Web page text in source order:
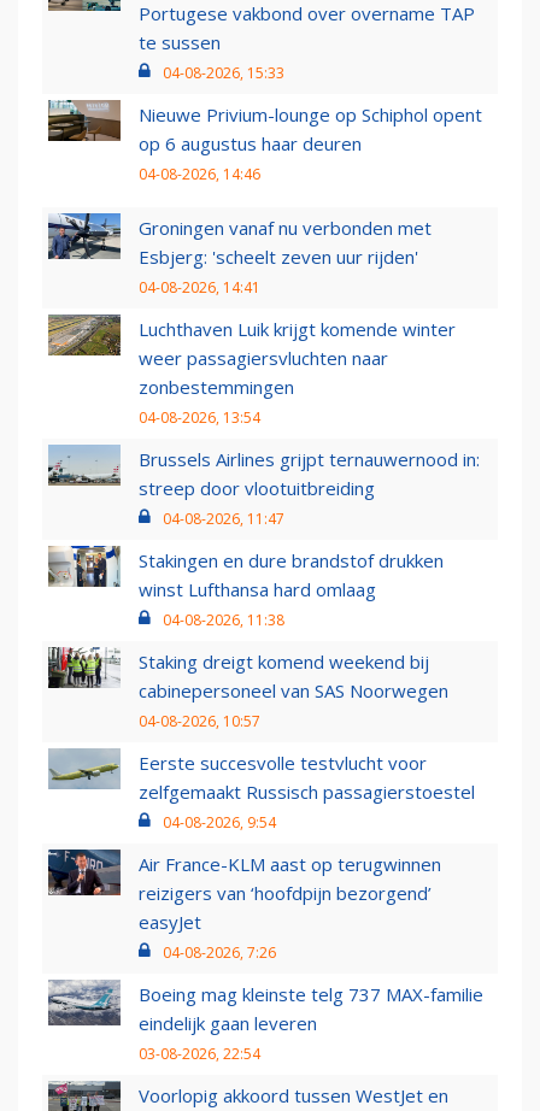
Portugese vakbond over overname TAP
te sussen
04-08-2026, 15:33
Nieuwe Privium-lounge op Schiphol opent
op 6 augustus haar deuren
04-08-2026, 14:46
Groningen vanaf nu verbonden met
Esbjerg: 'scheelt zeven uur rijden'
04-08-2026, 14:41
Luchthaven Luik krijgt komende winter
weer passagiersvluchten naar
zonbestemmingen
04-08-2026, 13:54
Brussels Airlines grijpt ternauwernood in:
streep door vlootuitbreiding
04-08-2026, 11:47
Stakingen en dure brandstof drukken
winst Lufthansa hard omlaag
04-08-2026, 11:38
Staking dreigt komend weekend bij
cabinepersoneel van SAS Noorwegen
04-08-2026, 10:57
Eerste succesvolle testvlucht voor
zelfgemaakt Russisch passagierstoestel
04-08-2026, 9:54
Air France-KLM aast op terugwinnen
reizigers van ‘hoofdpijn bezorgend’
easyJet
04-08-2026, 7:26
Boeing mag kleinste telg 737 MAX-familie
eindelijk gaan leveren
03-08-2026, 22:54
Voorlopig akkoord tussen WestJet en